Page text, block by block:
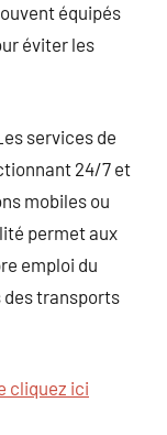
équipés
éviter les
services de
24/7 et
mobiles ou
permet aux
emploi du
des transports
cliquez ici